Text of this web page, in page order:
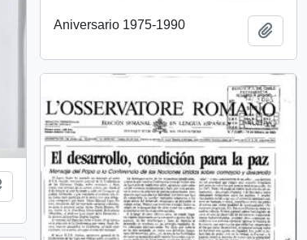
Aniversario 1975-1990
Añadir al portapapeles